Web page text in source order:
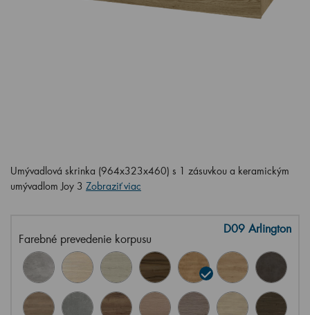
Umývadlová skrinka (964x323x460) s 1 zásuvkou a keramickým
umývadlom Joy 3 Zobraziť viac
Farebné prevedenie korpusu
D09 Arlington